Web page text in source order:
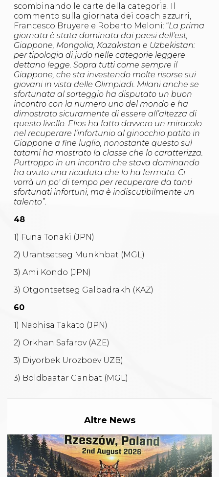
scombinando le carte della categoria. Il
commento sulla giornata dei coach azzurri,
Francesco Bruyere e Roberto Meloni: “La prima
giornata è stata dominata dai paesi dell’est,
Giappone, Mongolia, Kazakistan e Uzbekistan:
per tipologia di judo nelle categorie leggere
dettano legge. Sopra tutti come sempre il
Giappone, che sta investendo molte risorse sui
giovani in vista delle Olimpiadi. Milani anche se
sfortunata al sorteggio ha disputato un buon
incontro con la numero uno del mondo e ha
dimostrato sicuramente di essere all’altezza di
questo livello. Elios ha fatto davvero un miracolo
nel recuperare l’infortunio al ginocchio patito in
Giappone a fine luglio, nonostante questo sul
tatami ha mostrato la classe che lo caratterizza.
Purtroppo in un incontro che stava dominando
ha avuto una ricaduta che lo ha fermato. Ci
vorrà un po' di tempo per recuperare da tanti
sfortunati infortuni, ma è indiscutibilmente un
talento”.
48
1) Funa Tonaki (JPN)
2) Urantsetseg Munkhbat (MGL)
3) Ami Kondo (JPN)
3) Otgontsetseg Galbadrakh (KAZ)
60
1) Naohisa Takato (JPN)
2) Orkhan Safarov (AZE)
3) Diyorbek Urozboev UZB)
3) Boldbaatar Ganbat (MGL)
Altre News